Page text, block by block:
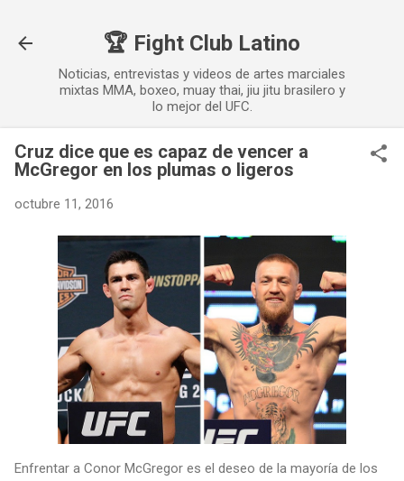
🏆 Fight Club Latino
Noticias, entrevistas y videos de artes marciales
mixtas MMA, boxeo, muay thai, jiu jitu brasilero y
lo mejor del UFC.
Cruz dice que es capaz de vencer a
McGregor en los plumas o ligeros
octubre 11, 2016
Enfrentar a Conor McGregor es el deseo de la mayoría de los